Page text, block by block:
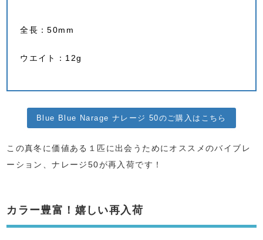
全長：50mm
ウエイト：12g
Blue Blue Narage ナレージ 50のご購入はこちら
この真冬に価値ある１匹に出会うためにオススメのバイブレ
ーション、ナレージ50が再入荷です！
カラー豊富！嬉しい再入荷